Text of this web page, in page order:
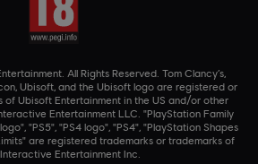
All Rights Reserved. Tom Clancy’s,
Ubisoft, and the Ubisoft logo are registered or
of Ubisoft Entertainment in the US and/or other
Entertainment LLC. "PlayStation Family
"PS5", "PS4 logo", "PS4", "PlayStation Shapes
are registered trademarks or trademarks of
Entertainment Inc.